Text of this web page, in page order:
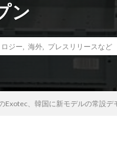
ン
ジー 海外 プレスリリースなど
Exotec、韓国に新モデルの常設デ